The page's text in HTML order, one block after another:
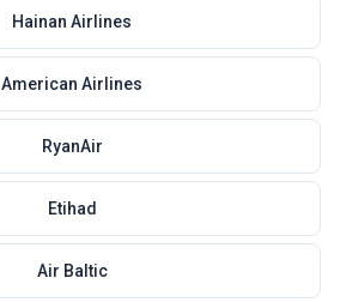
Hainan Airlines
American Airlines
RyanAir
Etihad
Air Baltic